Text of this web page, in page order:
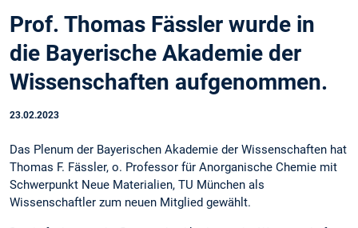
Prof. Thomas Fässler wurde in
die Bayerische Akademie der
Wissenschaften aufgenommen.
23.02.2023
Das Plenum der Bayerischen Akademie der Wissenschaften hat
Thomas F. Fässler, o. Professor für Anorganische Chemie mit
Schwerpunkt Neue Materialien, TU München als
Wissenschaftler zum neuen Mitglied gewählt.